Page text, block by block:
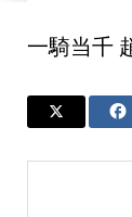
一騎当千